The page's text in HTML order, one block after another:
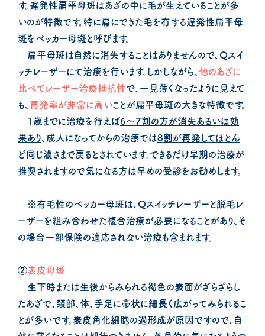
す。遅発性扁平母斑はあざの中に毛が生えていることが多
いのが特徴です。特に肩にできた毛を有する遅発性扁平母
斑をベッカー母斑と呼びます。
扁平母斑は自然に消失することはありませんので、Qスイ
ッチレーザーにて治療を行います。しかしながら、 他のあざに
比べてレーザー治療抵抗性で、一見薄くなったように見えて
も、 再発率が非常に高いことが扁平母斑の大きな特徴です。
1歳までに治療を行えば6～7割の方が消失あるいは効
果あり、成人になってからの治療では8割が再発してほとん
ど同じ濃さまで戻るとされています。できるだけ早期の治療が
推奨されますので気になる方は早めの受診をお勧めします。
※有毛性のベッカー母斑は、Qスイッチレーザーと脱毛レ
ーザーを組み合わせた複合治療が必要になることがあり、そ
の場合一部保険の適応されない治療も含まれます。
②表皮母斑
生下時または生後からみられる褐色の表面がざらざらし
たあざで、頚部、体、手足に帯状に細長く広がってみられるこ
とが多いです。表皮角化細胞の過形成が原因ですので、自